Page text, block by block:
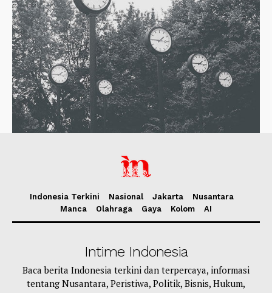
Indonesia Terkini Nasional Jakarta
Nusantara
Manca
Olahraga Gaya Kolom AI
Intime Indonesia
Baca berita Indonesia terkini dan terpercaya, informasi
tentang Nusantara, Peristiwa, Politik, Bisnis, Hukum,